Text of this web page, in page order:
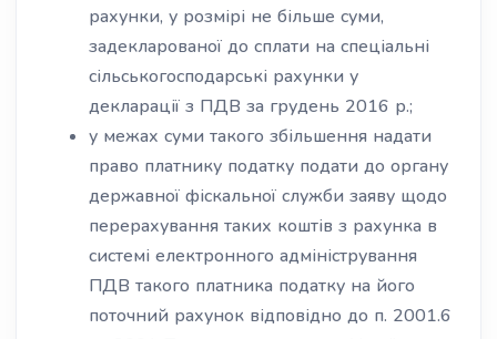
рахунки, у розмірі не більше суми,
задекларованої до сплати на спеціальні
сільськогосподарські рахунки у
декларації з ПДВ за грудень 2016 р.;
у межах суми такого збільшення надати
право платнику податку подати до органу
державної фіскальної служби заяву щодо
перерахування таких коштів з рахунка в
системі електронного адміністрування
ПДВ такого платника податку на його
поточний рахунок відповідно до п. 2001.6